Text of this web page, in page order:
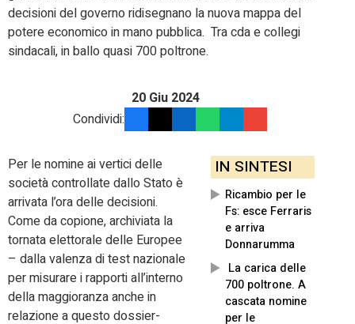
decisioni del governo ridisegnano la nuova mappa del
potere economico in mano pubblica. Tra cda e collegi
sindacali, in ballo quasi 700 poltrone.
20 Giu 2024
Condividi:
IN SINTESI
Ricambio per le
Fs: esce Ferraris
e arriva
Donnarumma
La carica delle
700 poltrone. A
cascata nomine
per le
Per le nomine ai vertici delle
società controllate dallo Stato è
arrivata l’ora delle decisioni.
Come da copione, archiviata la
tornata elettorale delle Europee
– dalla valenza di test nazionale
per misurare i rapporti all’interno
della maggioranza anche in
relazione a questo dossier-